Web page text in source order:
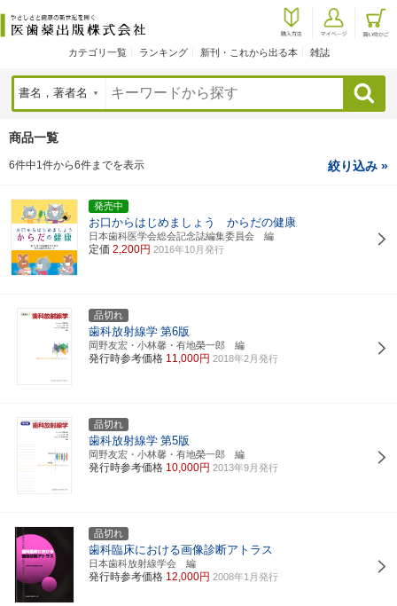
カテゴリ一覧 ランキング 新刊・これから出る本 雑誌
検索
商品一覧
6件中1件から6件までを表示 絞り込み »
発売中
お口からはじめましょう からだの健康
日本歯科医学会総会記念誌編集委員会 編
定価 2,200円 2016年10月発行
品切れ
歯科放射線学 第6版
岡野友宏・小林馨・有地榮一郎 編
発行時参考価格 11,000円 2018年2月発行
品切れ
歯科放射線学 第5版
岡野友宏・小林馨・有地榮一郎 編
発行時参考価格 10,000円 2013年9月発行
品切れ
歯科臨床における画像診断アトラス
日本歯科放射線学会 編
発行時参考価格 12,000円 2008年1月発行